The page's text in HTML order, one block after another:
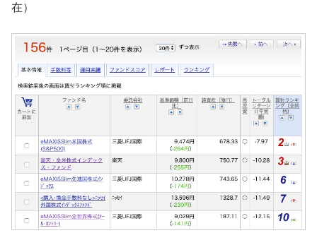
在）